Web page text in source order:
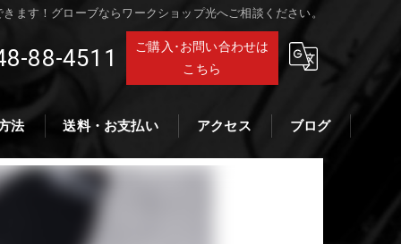
ます！グローブならワークショップ光へご相談ください。
88-4511
ご購入･お問い合わせは
こちら
法 送料・お支払い アクセス ブログ